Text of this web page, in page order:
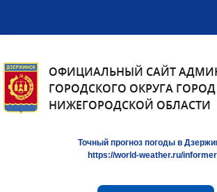
ОФИЦИАЛЬНЫЙ САЙТ
ГОРОДСКОГО ОКРУГА
НИЖЕГОРОДСКОЙ ОБЛАСТИ
Точный прогноз погоды в
https://world-weather.ru/